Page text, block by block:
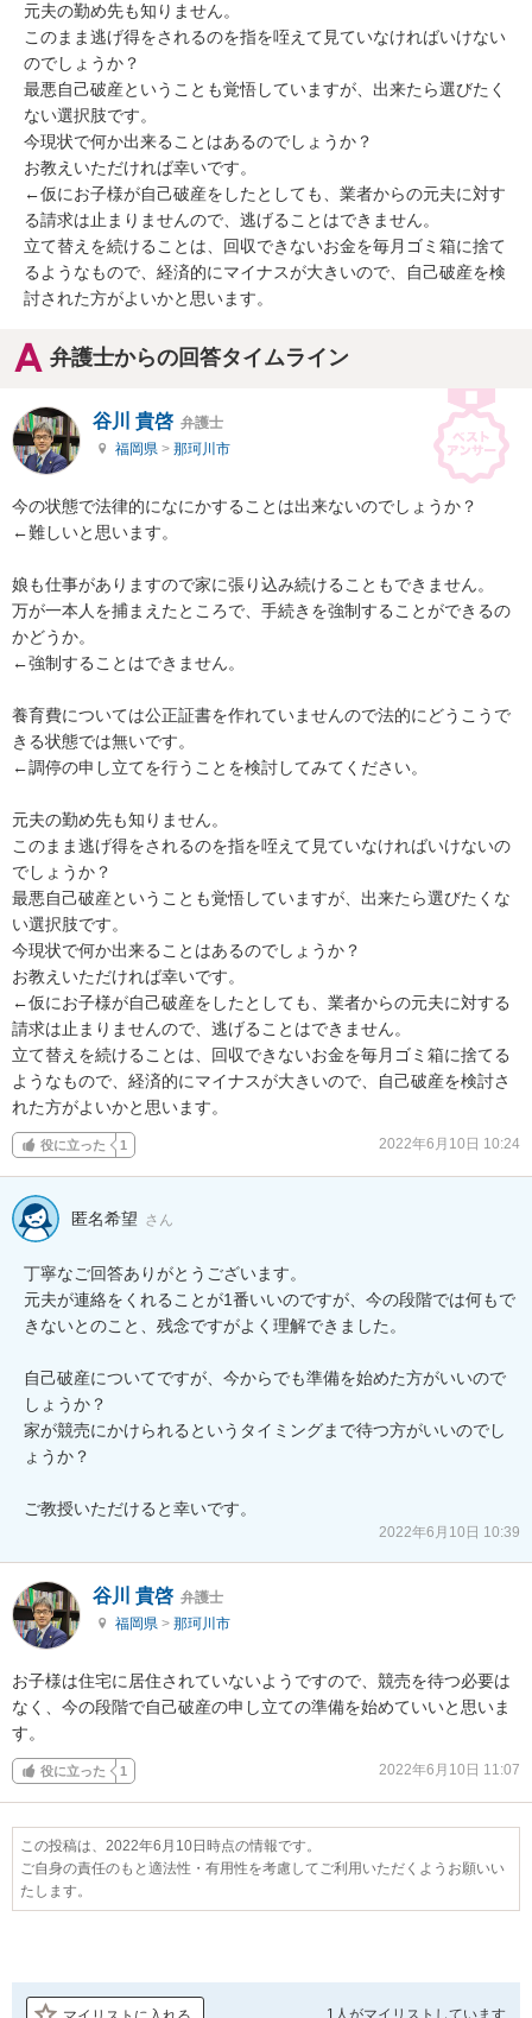
元夫の勤め先も知りません。
このまま逃げ得をされるのを指を咥えて見ていなければいけない
のでしょうか？
最悪自己破産ということも覚悟していますが、出来たら選びたく
ない選択肢です。
今現状で何か出来ることはあるのでしょうか？
お教えいただければ幸いです。
←仮にお子様が自己破産をしたとしても、業者からの元夫に対す
る請求は止まりませんので、逃げることはできません。
立て替えを続けることは、回収できないお金を毎月ゴミ箱に捨て
るようなもので、経済的にマイナスが大きいので、自己破産を検
討された方がよいかと思います。
弁護士からの回答タイムライン
谷川 貴啓 弁護士
福岡県 > 那珂川市
今の状態で法律的になにかすることは出来ないのでしょうか？
←難しいと思います。
娘も仕事がありますので家に張り込み続けることもできません。
万が一本人を捕まえたところで、手続きを強制することができるの
かどうか。
←強制することはできません。
養育費については公正証書を作れていませんので法的にどうこうで
きる状態では無いです。
←調停の申し立てを行うことを検討してみてください。
元夫の勤め先も知りません。
このまま逃げ得をされるのを指を咥えて見ていなければいけないの
でしょうか？
最悪自己破産ということも覚悟していますが、出来たら選びたくな
い選択肢です。
今現状で何か出来ることはあるのでしょうか？
お教えいただければ幸いです。
←仮にお子様が自己破産をしたとしても、業者からの元夫に対する
請求は止まりませんので、逃げることはできません。
立て替えを続けることは、回収できないお金を毎月ゴミ箱に捨てる
ようなもので、経済的にマイナスが大きいので、自己破産を検討さ
れた方がよいかと思います。
役に立った 1 2022年6月10日 10:24
匿名希望 さん
丁寧なご回答ありがとうございます。
元夫が連絡をくれることが1番いいのですが、今の段階では何もで
きないとのこと、残念ですがよく理解できました。
自己破産についてですが、今からでも準備を始めた方がいいので
しょうか？
家が競売にかけられるというタイミングまで待つ方がいいのでし
ょうか？
ご教授いただけると幸いです。
2022年6月10日 10:39
谷川 貴啓 弁護士
福岡県 > 那珂川市
お子様は住宅に居住されていないようですので、競売を待つ必要は
なく、今の段階で自己破産の申し立ての準備を始めていいと思いま
す。
役に立った 1 2022年6月10日 11:07
この投稿は、2022年6月10日時点の情報です。
ご自身の責任のもと適法性・有用性を考慮してご利用いただくようお願いい
たします。
1人がマイリストしています